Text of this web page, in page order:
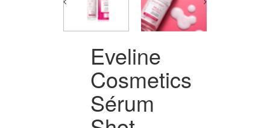
Eveline
Cosmetics
Sérum